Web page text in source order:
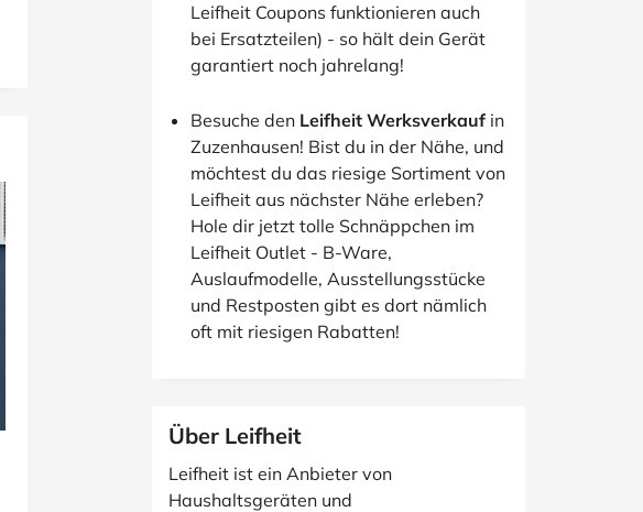
Leifheit Coupons funktionieren auch
bei Ersatzteilen) - so hält dein Gerät
garantiert noch jahrelang!
Besuche den Leifheit Werksverkauf in
Zuzenhausen! Bist du in der Nähe, und
möchtest du das riesige Sortiment von
Leifheit aus nächster Nähe erleben?
Hole dir jetzt tolle Schnäppchen im
Leifheit Outlet - B-Ware,
Auslaufmodelle, Ausstellungsstücke
und Restposten gibt es dort nämlich
oft mit riesigen Rabatten!
Über Leifheit
Leifheit ist ein Anbieter von
Haushaltsgeräten und